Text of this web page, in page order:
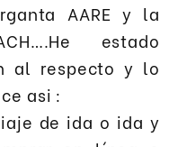
AARE y la
estado
al respecto y lo
asi :
de ida o ida y